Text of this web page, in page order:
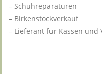
– Schuhreparaturen
– Birkenstockverkauf
– Lieferant für Kassen und